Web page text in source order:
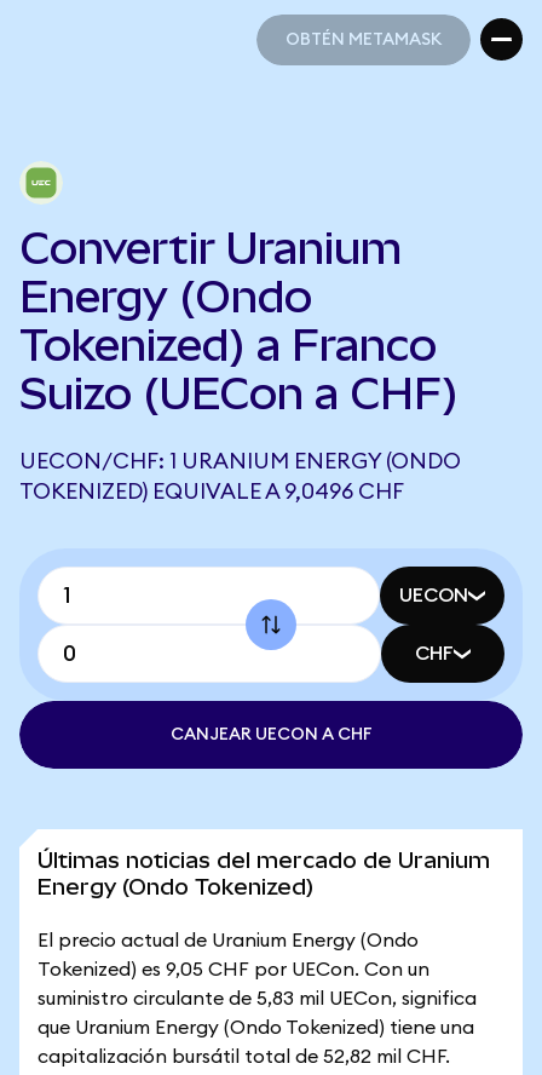
OBTÉN METAMASK
Convertir Uranium
Energy (Ondo
Tokenized) a Franco
Suizo (UECon a CHF)
UECON/CHF: 1 URANIUM ENERGY (ONDO
TOKENIZED) EQUIVALE A 9,0496 CHF
UECON
CHF
CANJEAR UECON A CHF
Últimas noticias del mercado de Uranium
Energy (Ondo Tokenized)
El precio actual de Uranium Energy (Ondo
Tokenized) es 9,05 CHF por UECon. Con un
suministro circulante de 5,83 mil UECon, significa
que Uranium Energy (Ondo Tokenized) tiene una
capitalización bursátil total de 52,82 mil CHF.